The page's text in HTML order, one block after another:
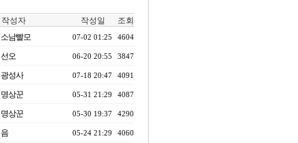
작성자 작성일 조회
소남빨모 07-02 01:25 4604
선오 06-20 20:55 3847
광성사 07-18 20:47 4091
명상꾼 05-31 21:29 4087
명상꾼 05-30 19:37 4290
음 05-24 21:29 4060